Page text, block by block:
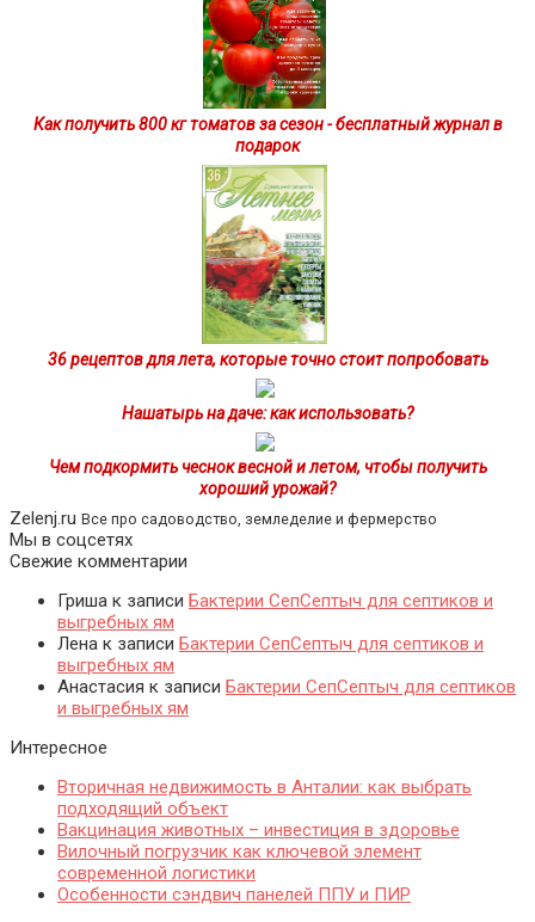
Как получить 800 кг томатов за сезон - бесплатный журнал в
подарок
36 рецептов для лета, которые точно стоит попробовать
Нашатырь на даче: как использовать?
Чем подкормить чеснок весной и летом, чтобы получить
хороший урожай?
Zelenj.ru Все про садоводство, земледелие и фермерство
Мы в соцсетях
Свежие комментарии
Гриша к записи Бактерии СепСептыч для септиков и
выгребных ям
Лена к записи Бактерии СепСептыч для септиков и
выгребных ям
Анастасия к записи Бактерии СепСептыч для септиков
и выгребных ям
Интересное
Вторичная недвижимость в Анталии: как выбрать
подходящий объект
Вакцинация животных – инвестиция в здоровье
Вилочный погрузчик как ключевой элемент
современной логистики
Особенности сэндвич панелей ППУ и ПИР